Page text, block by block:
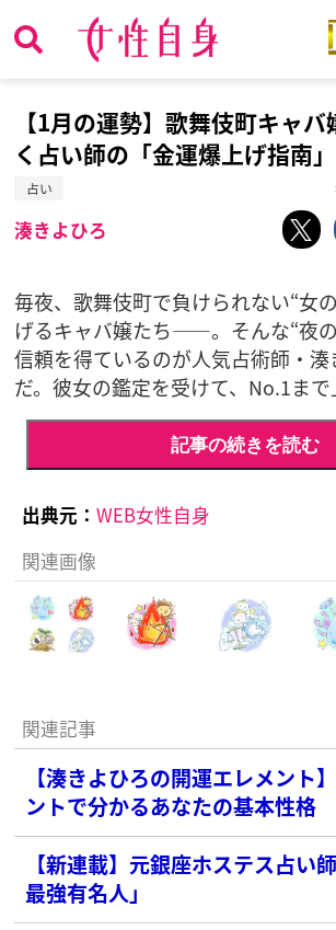
【1月の運勢】歌舞伎町キャ
く占い師の「金運爆上げ指南」
占い
湊きよひろ
毎夜、歌舞伎町で負けられない“女
げるキャバ嬢たち――。そんな“夜
信頼を得ているのが人気占術師・
だ。彼女の鑑定を受けて、No.1まで
記事の続きを読む
出典元： WEB女性自身
関連画像
関連記事
【湊きよひろの開運エレメント
ントで分かるあなたの基本性格
【新連載】元銀座ホステス占い
最強有名人」